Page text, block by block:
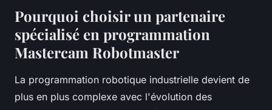
Pourquoi choisir un partenaire
spécialisé en programmation
Mastercam Robotmaster
La programmation robotique industrielle devient de
plus en plus complexe avec l'évolution des